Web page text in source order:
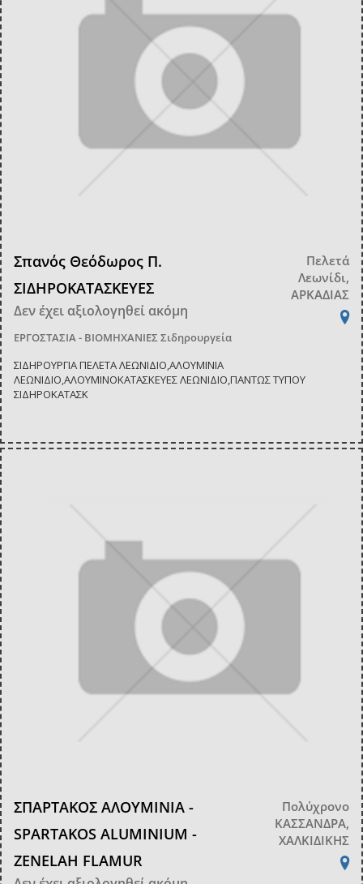
Σπανός Θεόδωρος Π.
ΣΙΔΗΡΟΚΑΤΑΣΚΕΥΕΣ
Δεν έχει αξιολογηθεί ακόμη
ΕΡΓΟΣΤΑΣΙΑ - ΒΙΟΜΗΧΑΝΙΕΣ Σιδηρουργεία
Πελετά
Λεωνίδι,
ΑΡΚΑΔΙΑΣ
ΣΙΔΗΡΟΥΡΓΙΑ ΠΕΛΕΤΑ ΛΕΩΝΙΔΙΟ,ΑΛΟΥΜΙΝΙΑ
ΛΕΩΝΙΔΙΟ,ΑΛΟΥΜΙΝΟΚΑΤΑΣΚΕΥΕΣ ΛΕΩΝΙΔΙΟ,ΠΑΝΤΩΣ ΤΥΠΟΥ
ΣΙΔΗΡΟΚΑΤΑΣΚ
ΣΠΑΡΤΑΚΟΣ ΑΛΟΥΜΙΝΙΑ -
SPARTAKOS ALUMINIUM -
ZENELAH FLAMUR
Πολύχρονο
ΚΑΣΣΑΝΔΡΑ,
ΧΑΛΚΙΔΙΚΗΣ